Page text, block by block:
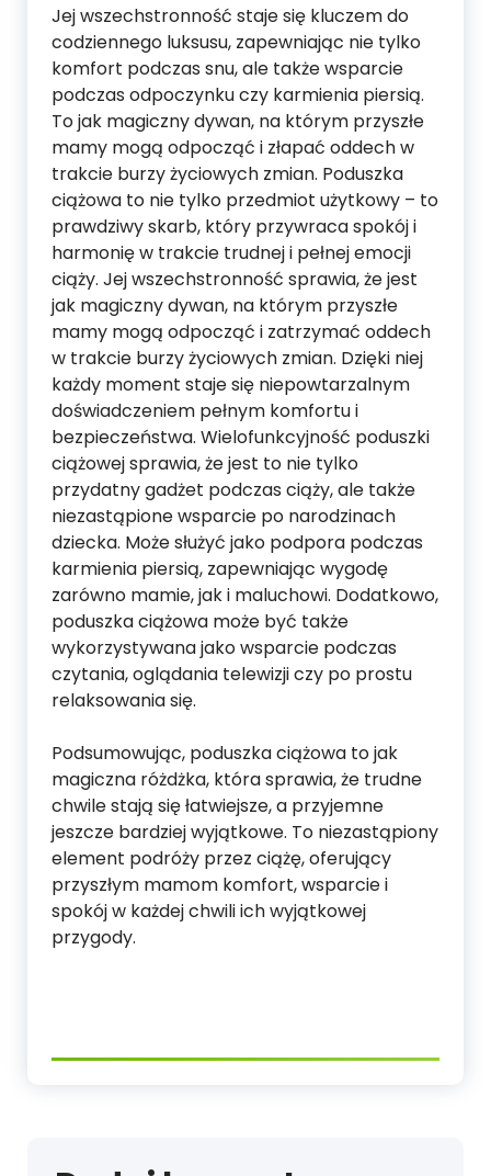
Jej wszechstronność staje się kluczem do
codziennego luksusu, zapewniając nie tylko
komfort podczas snu, ale także wsparcie
podczas odpoczynku czy karmienia piersią.
To jak magiczny dywan, na którym przyszłe
mamy mogą odpocząć i złapać oddech w
trakcie burzy życiowych zmian. Poduszka
ciążowa to nie tylko przedmiot użytkowy – to
prawdziwy skarb, który przywraca spokój i
harmonię w trakcie trudnej i pełnej emocji
ciąży. Jej wszechstronność sprawia, że jest
jak magiczny dywan, na którym przyszłe
mamy mogą odpocząć i zatrzymać oddech
w trakcie burzy życiowych zmian. Dzięki niej
każdy moment staje się niepowtarzalnym
doświadczeniem pełnym komfortu i
bezpieczeństwa. Wielofunkcyjność poduszki
ciążowej sprawia, że jest to nie tylko
przydatny gadżet podczas ciąży, ale także
niezastąpione wsparcie po narodzinach
dziecka. Może służyć jako podpora podczas
karmienia piersią, zapewniając wygodę
zarówno mamie, jak i maluchowi. Dodatkowo,
poduszka ciążowa może być także
wykorzystywana jako wsparcie podczas
czytania, oglądania telewizji czy po prostu
relaksowania się.
Podsumowując, poduszka ciążowa to jak
magiczna różdżka, która sprawia, że trudne
chwile stają się łatwiejsze, a przyjemne
jeszcze bardziej wyjątkowe. To niezastąpiony
element podróży przez ciążę, oferujący
przyszłym mamom komfort, wsparcie i
spokój w każdej chwili ich wyjątkowej
przygody.